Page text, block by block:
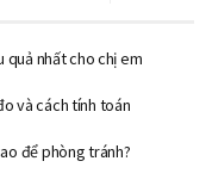
quả nhất cho chị em
và cách tính toán
để phòng tránh?